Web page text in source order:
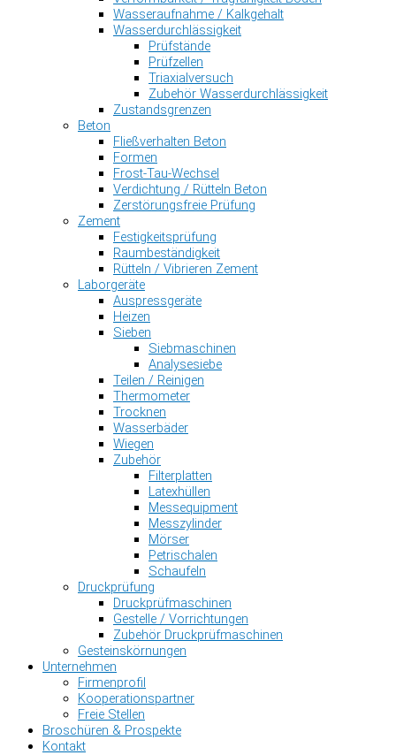
Wasseraufnahme / Kalkgehalt
Wasserdurchlässigkeit
Prüfstände
Prüfzellen
Triaxialversuch
Zubehör Wasserdurchlässigkeit
Zustandsgrenzen
Beton
Fließverhalten Beton
Formen
Frost-Tau-Wechsel
Verdichtung / Rütteln Beton
Zerstörungsfreie Prüfung
Zement
Festigkeitsprüfung
Raumbeständigkeit
Rütteln / Vibrieren Zement
Laborgeräte
Auspressgeräte
Heizen
Sieben
Siebmaschinen
Analysesiebe
Teilen / Reinigen
Thermometer
Trocknen
Wasserbäder
Wiegen
Zubehör
Filterplatten
Latexhüllen
Messequipment
Messzylinder
Mörser
Petrischalen
Schaufeln
Druckprüfung
Druckprüfmaschinen
Gestelle / Vorrichtungen
Zubehör Druckprüfmaschinen
Gesteinskörnungen
Unternehmen
Firmenprofil
Kooperationspartner
Freie Stellen
Broschüren & Prospekte
Kontakt